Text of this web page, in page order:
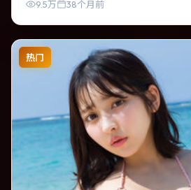
9.5万 38个月前
热门